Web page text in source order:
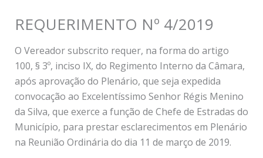
REQUERIMENTO Nº 4/2019
O Vereador subscrito requer, na forma do artigo
100, § 3º, inciso IX, do Regimento Interno da Câmara,
após aprovação do Plenário, que seja expedida
convocação ao Excelentíssimo Senhor Régis Menino
da Silva, que exerce a função de Chefe de Estradas do
Município, para prestar esclarecimentos em Plenário
na Reunião Ordinária do dia 11 de março de 2019.